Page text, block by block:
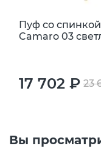
Пуф со
Camaro 03
17 702 ₽ 23
Вы